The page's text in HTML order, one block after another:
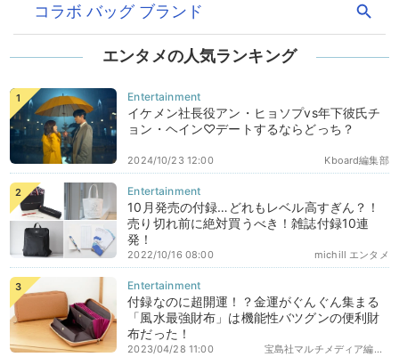
エンタメの人気ランキング
イケメン社長役アン・ヒョソプvs年下彼氏チ
ョン・ヘイン♡デートするならどっち？
Kboard編集部
2024/10/23 12:00
10月発売の付録…どれもレベル高すぎん？！
売り切れ前に絶対買うべき！雑誌付録10連
発！
michill エンタメ
2022/10/16 08:00
付録なのに超開運！？金運がぐんぐん集まる
「風水最強財布」は機能性バツグンの便利財
布だった！
宝島社マルチメディア編集部エディターズ
2023/04/28 11:00